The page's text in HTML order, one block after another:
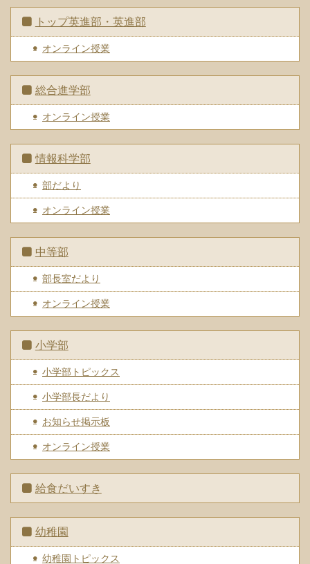
トップ英進部・英進部
オンライン授業
総合進学部
オンライン授業
情報科学部
部だより
オンライン授業
中等部
部長室だより
オンライン授業
小学部
小学部トピックス
小学部長だより
お知らせ掲示板
オンライン授業
給食だいすき
幼稚園
幼稚園トピックス